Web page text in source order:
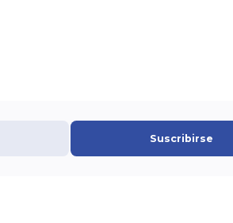
Suscribirse